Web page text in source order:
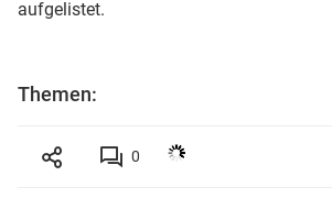
aufgelistet.
Themen:
0